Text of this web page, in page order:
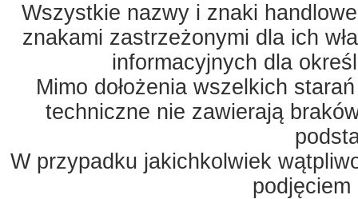
Wszystkie nazwy i znaki
znakami zastrzeżonymi dla ich
informacyjnych dla
Mimo dołożenia wszelkich
techniczne nie zawierają
W przypadku jakichkolwiek